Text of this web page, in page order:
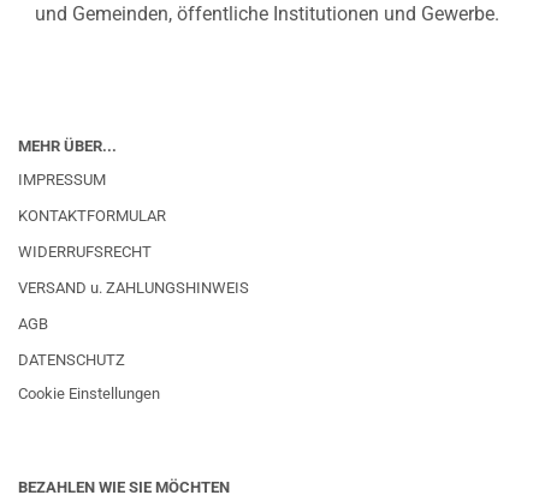
und Gemeinden, öffentliche Institutionen und Gewerbe.
MEHR ÜBER...
IMPRESSUM
KONTAKTFORMULAR
WIDERRUFSRECHT
VERSAND u. ZAHLUNGSHINWEIS
AGB
DATENSCHUTZ
Cookie Einstellungen
BEZAHLEN WIE SIE MÖCHTEN